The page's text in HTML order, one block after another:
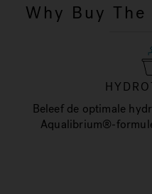
Why Buy The
Beleef de optimale
Aqualibrium®-